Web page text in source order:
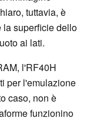
tuttavia, è
la superficie dello
ai lati.
l'RF40H
per l'emulazione
caso, non è
funzionino